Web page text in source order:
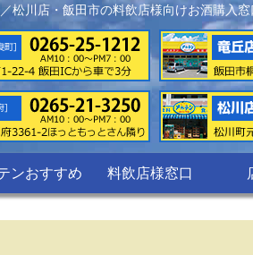
川店・飯田市の料飲店様向けお酒購入窓
ンおすすめ 料飲店様窓口